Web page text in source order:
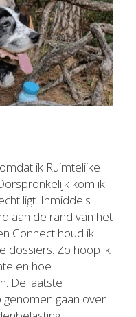
ik Ruimtelijke
kom ik
ligt. Inmiddels
aan de rand van het
Connect houd ik
dossiers. Zo hoop ik
en hoe
De laatste
gaan over